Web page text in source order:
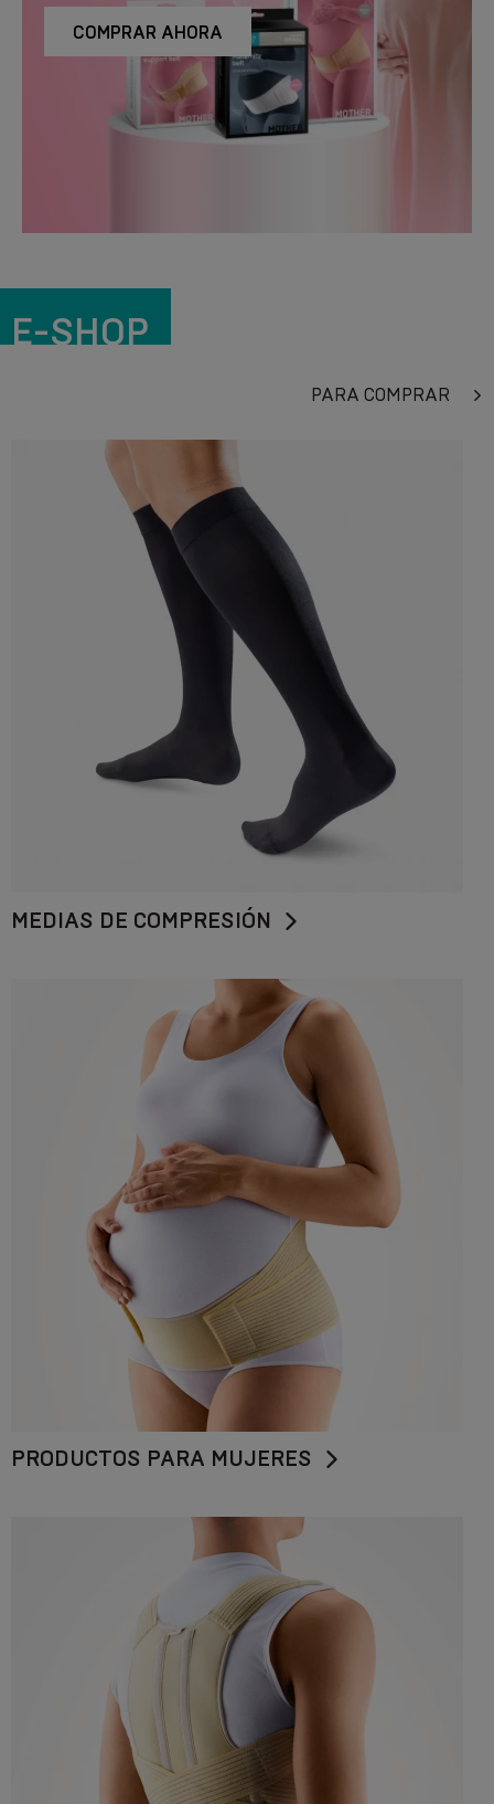
COMPRAR AHORA
E-SHOP
PARA COMPRAR
MEDIAS DE COMPRESIÓN
PRODUCTOS PARA MUJERES